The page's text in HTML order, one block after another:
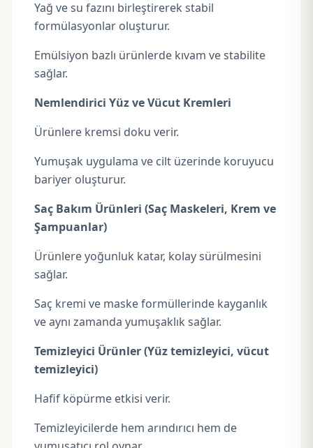
Yağ ve su fazını birleştirerek stabil
formülasyonlar oluşturur.
Emülsiyon bazlı ürünlerde kıvam ve stabilite
sağlar.
Nemlendirici Yüz ve Vücut Kremleri
Ürünlere kremsi doku verir.
Yumuşak uygulama ve cilt üzerinde koruyucu
bariyer oluşturur.
Saç Bakım Ürünleri (Saç Maskeleri, Krem ve
Şampuanlar)
Ürünlere yoğunluk katar, kolay sürülmesini
sağlar.
Saç kremi ve maske formüllerinde kayganlık
ve aynı zamanda yumuşaklık sağlar.
Temizleyici Ürünler (Yüz temizleyici, vücut
temizleyici)
Hafif köpürme etkisi verir.
Temizleyicilerde hem arındırıcı hem de